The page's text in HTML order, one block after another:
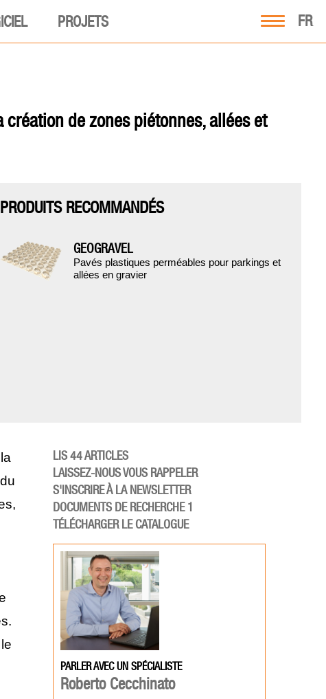
FR
PROJETS
création de zones piétonnes, allées et
PRODUITS RECOMMANDÉS
GEOGRAVEL
Pavés plastiques perméables pour parkings et
allées en gravier
LIS 44 ARTICLES
LAISSEZ-NOUS VOUS RAPPELER
S'INSCRIRE À LA NEWSLETTER
DOCUMENTS DE RECHERCHE 1
TÉLÉCHARGER LE CATALOGUE
PARLER AVEC UN SPÉCIALISTE
Roberto Cecchinato